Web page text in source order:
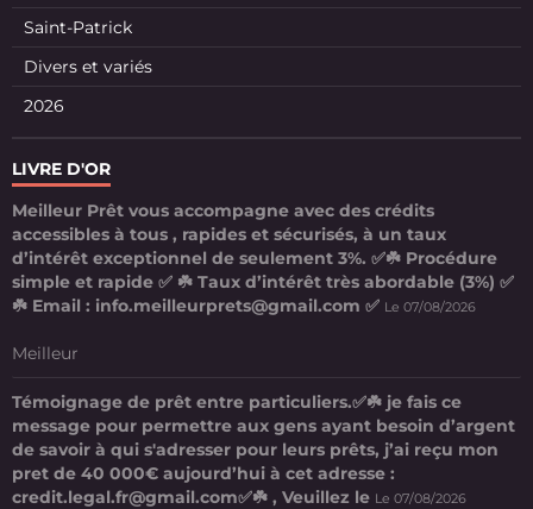
Saint-Patrick
Divers et variés
2026
LIVRE D'OR
Meilleur Prêt vous accompagne avec des crédits
accessibles à tous , rapides et sécurisés, à un taux
d’intérêt exceptionnel de seulement 3%. ✅☘️ Procédure
simple et rapide ✅ ☘️ Taux d’intérêt très abordable (3%) ✅
☘️ Email : info.meilleurprets@gmail.com ✅ Le 07/08/2026
Meilleur
Témoignage de prêt entre particuliers.✅☘️ je fais ce
message pour permettre aux gens ayant besoin d’argent
de savoir à qui s'adresser pour leurs prêts, j’ai reçu mon
pret de 40 000€ aujourd’hui à cet adresse :
credit.legal.fr@gmail.com✅☘️ , Veuillez le Le 07/08/2026